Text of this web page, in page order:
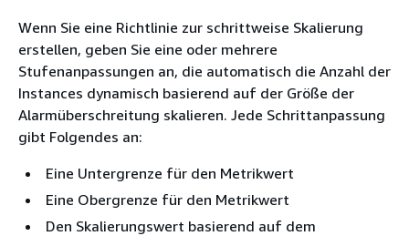
Wenn Sie eine Richtlinie zur schrittweise Skalierung
erstellen, geben Sie eine oder mehrere
Stufenanpassungen an, die automatisch die Anzahl der
Instances dynamisch basierend auf der Größe der
Alarmüberschreitung skalieren. Jede Schrittanpassung
gibt Folgendes an:
Eine Untergrenze für den Metrikwert
Eine Obergrenze für den Metrikwert
Den Skalierungswert basierend auf dem